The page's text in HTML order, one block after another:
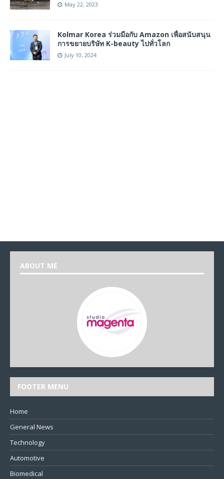
May 22, 2023
Kolmar Korea ร่วมมือกับ Amazon เพื่อสนับสนุน
การขยายบริษัท K-beauty ไปทั่วโลก
July 10, 2024
ABOUT ME
FOOTER MENU
Home
General News
Technology
Automotive
Biomedical